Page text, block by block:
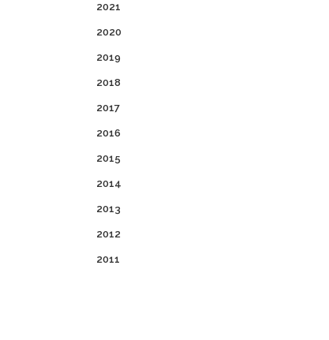
2021
2020
2019
2018
2017
2016
2015
2014
2013
2012
2011